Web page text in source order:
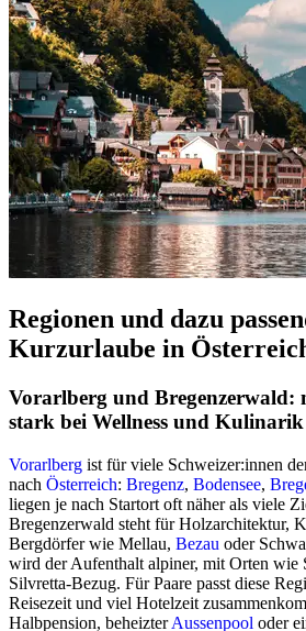
Regionen und dazu
Kurzurlaube in
Vorarlberg und Bregenzerwald:
stark bei Wellness und Kulinarik
Vorarlberg ist für viele Schweizer:innen
nach Österreich: Bregenz, Bodensee,
liegen je nach Startort oft näher als viele
Bregenzerwald steht für Holzarchitektur,
Bergdörfer wie Mellau, Bezau oder
wird der Aufenthalt alpiner, mit Orten wie
Silvretta-Bezug. Für Paare passt diese
Reisezeit und viel Hotelzeit
Halbpension, beheizterAussenpool oder